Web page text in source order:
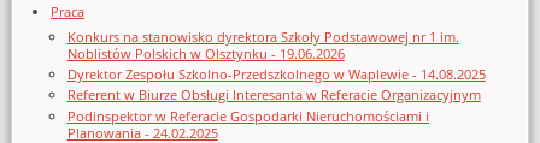
Praca
Konkurs na stanowisko dyrektora Szkoły Podstawowej nr 1 im.
Noblistów Polskich w Olsztynku - 19.06.2026
Dyrektor Zespołu Szkolno-Przedszkolnego w Waplewie - 14.08.2025
Referent w Biurze Obsługi Interesanta w Referacie Organizacyjnym
Podinspektor w Referacie Gospodarki Nieruchomościami i
Planowania - 24.02.2025